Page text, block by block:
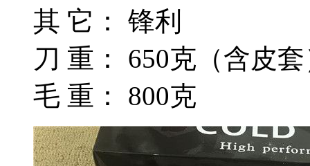
其 它： 锋利
刀 重： 650克（含皮
毛 重： 800克